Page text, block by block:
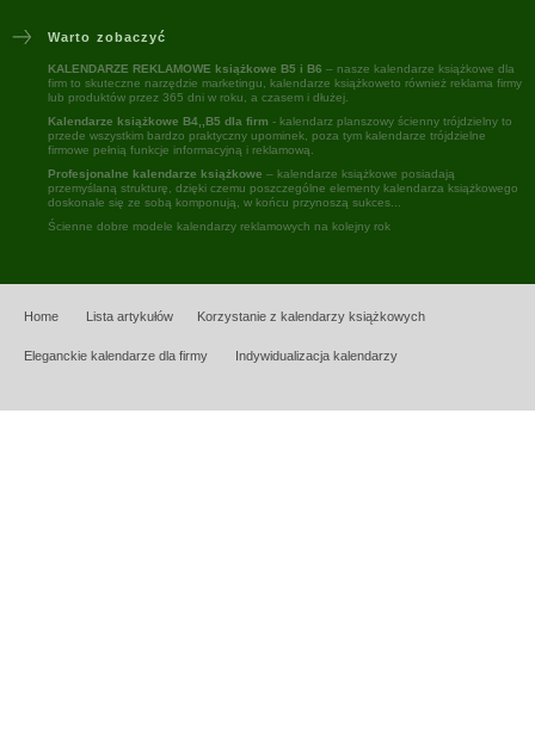
Warto zobaczyć
KALENDARZE REKLAMOWE książkowe B5 i B6 – nasze kalendarze książkowe dla
firm to skuteczne narzędzie marketingu, kalendarze książkoweto również reklama firmy
lub produktów przez 365 dni w roku, a czasem i dłużej.
Kalendarze książkowe B4,,B5 dla firm - kalendarz planszowy ścienny trójdzielny to
przede wszystkim bardzo praktyczny upominek, poza tym kalendarze trójdzielne
firmowe pełnią funkcje informacyjną i reklamową.
Profesjonalne kalendarze książkowe – kalendarze książkowe posiadają
przemyślaną strukturę, dzięki czemu poszczególne elementy kalendarza książkowego
doskonale się ze sobą komponują, w końcu przynoszą sukces...
Ścienne dobre modele kalendarzy reklamowych na kolejny rok
Home Lista artykułów Korzystanie z kalendarzy książkowych
Eleganckie kalendarze dla firmy Indywidualizacja kalendarzy